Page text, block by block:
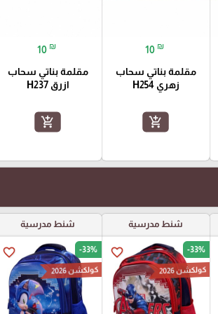
10 ₪
مقلمة بناتي سحاب
زهري H254
add_shopping_cart
10 ₪
مقلمة بناتي سحاب
ازرق H237
add_shopping_cart
شنط مدرسية
favorite_border -33%
كولكشن 2026
شنط مدرسية
favorite_border -33%
كولكشن 2026